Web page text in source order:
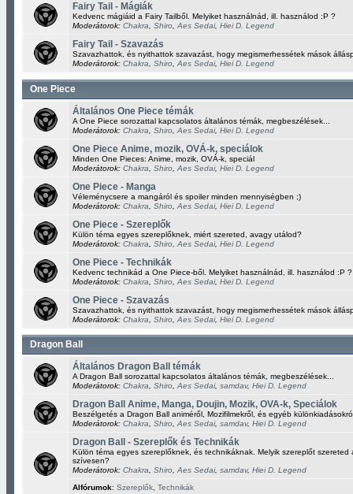
Fairy Tail - Mágiák
Kedvenc mágiáid a Fairy Tailből. Melyiket használnád, ill. használod :P ?
Moderátorok: Chakra, Shiro,Aes Sedai, Hiei D. Legend
Fairy Tail - Szavazás
Szavazhattok, és nyithattok szavazást, hogy megismerhessétek mások
Moderátorok: Chakra, Shiro,Aes Sedai, Hiei D. Legend
One Piece
Általános One Piece témák
A One Piece sorozattal kapcsolatos általános témák, megbeszélések...
Moderátorok: Chakra Shiro, Aes Sedai, Hiei D. Legend
One Piece Anime, mozik, OVÁ-k, speciálok
Minden One Pieces: Anime, mozik, OVÁ-k, speciál
Moderátorok: Chakra Shiro, Aes Sedai, Hiei D. Legend
One Piece - Manga
Véleménycsere a mangáról és spoiler minden mennyiségben ;)
Moderátorok: Chakra Shiro, Aes Sedai, Hiei D. Legend
One Piece - Szereplők
Külön téma egyes szereplőknek, miért szereted, avagy utálod?
Moderátorok: Chakra Shiro, Aes Sedai, Hiei D. Legend
One Piece - Technikák
Kedvenc technikád a One Piece-ből. Melyiket használnád, ill. használod :P ?
Moderátorok: Chakra Shiro, Aes Sedai, Hiei D. Legend
One Piece - Szavazás
Szavazhattok, és nyithattok szavazást, hogy megismerhessétek mások
Moderátorok: Chakra Shiro, Aes Sedai, Hiei D. Legend
Dragon Ball
Általános Dragon Ball témák
A Dragon Ball sorozattal kapcsolatos általános témák, megbeszélések...
Moderátorok: Chakra Shiro, Aes Sedai, samdav, Hiei D. Legend
Dragon Ball Anime, Manga, Doujin, Mozik, OVA-k, Speciálok
Beszélgetés a Dragon Ball animéről, Mozifilmekről, és egyéb
Moderátorok: Chakra Shiro, Aes Sedai, samdav, Hiei D. Legend
Dragon Ball - Szereplők és Technikák
Külön téma egyes szereplőknek, és technikáknak. Melyik szereplőt
szívesen?
Moderátorok: Chakra Shiro, Aes Sedai, samdav, Hiei D. Legend
Alfórumok: Szereplők, Technikák